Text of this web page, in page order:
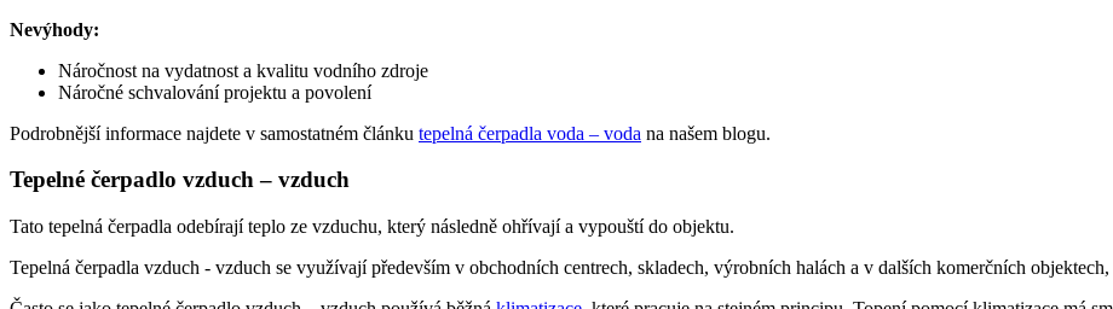
Nevýhody:
Náročnost na vydatnost a kvalitu vodního zdroje
Náročné schvalování projektu a povolení
Podrobnější informace najdete v samostatném článku tepelná čerpadla voda – voda na našem blogu.
Tepelné čerpadlo vzduch – vzduch
Tato tepelná čerpadla odebírají teplo ze vzduchu, který následně ohřívají a vypouští do objektu.
Tepelná čerpadla vzduch - vzduch se využívají především v obchodních centrech, skladech, výrobních halách a v dalších komerčních